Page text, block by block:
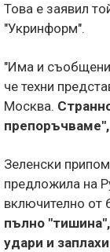
Това е заявил
"Укринформ".
"Има и
че техни
Москва.
препоръчваме",
Зеленски
предложила на
включително от
пълно
удари и